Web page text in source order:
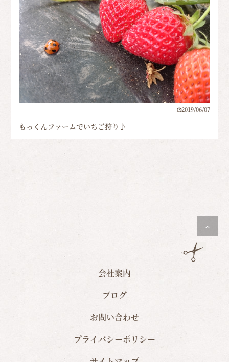
2019/06/07
もっくんファームでいちご狩り♪
会社案内
ブログ
お問い合わせ
プライバシーポリシー